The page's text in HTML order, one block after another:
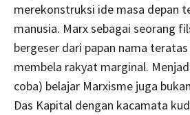
merekonstruksi ide masa depan
manusia. Marx sebagai seorang
bergeser dari papan nama
membela rakyat marginal.
coba) belajar Marxisme juga
Das Kapital dengan kacamata